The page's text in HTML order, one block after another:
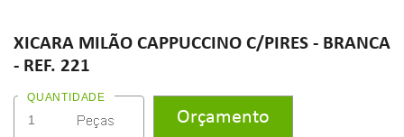
XICARA MILÃO CAPPUCCINO C/PIRES - BRANCA
- REF. 221
QUANTIDADE